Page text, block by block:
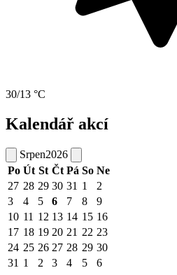
30/13 °C
Kalendář akcí
Srpen2026
Po Út St Čt Pá So Ne
27 28 29 30 31 1
2
3
4 5 6 7 8
9
10 11 12 13 14 15 16
17 18 19 20 21 22 23
24 25 26 27 28 29 30
31 1 2 3 4 5 6